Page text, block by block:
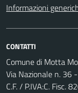
Informazioni
CONTATTI
Comune di Motta
Via Nazionale n. 36
C.F. / P.IVA:C. Fisc.